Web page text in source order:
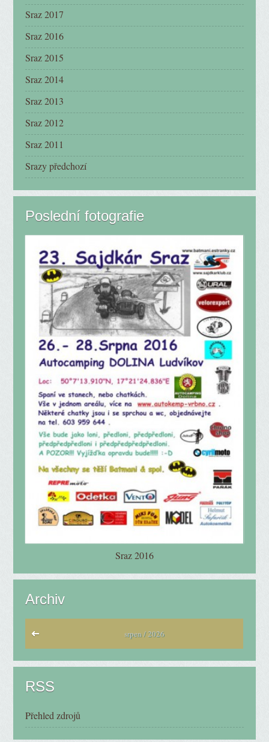
Sraz 2017
Sraz 2016
Sraz 2015
Sraz 2014
Sraz 2013
Sraz 2012
Sraz 2011
Srazy předchozí
Poslední fotografie
Sraz 2016
Archiv
srpen / 2026
RSS
Přehled zdrojů